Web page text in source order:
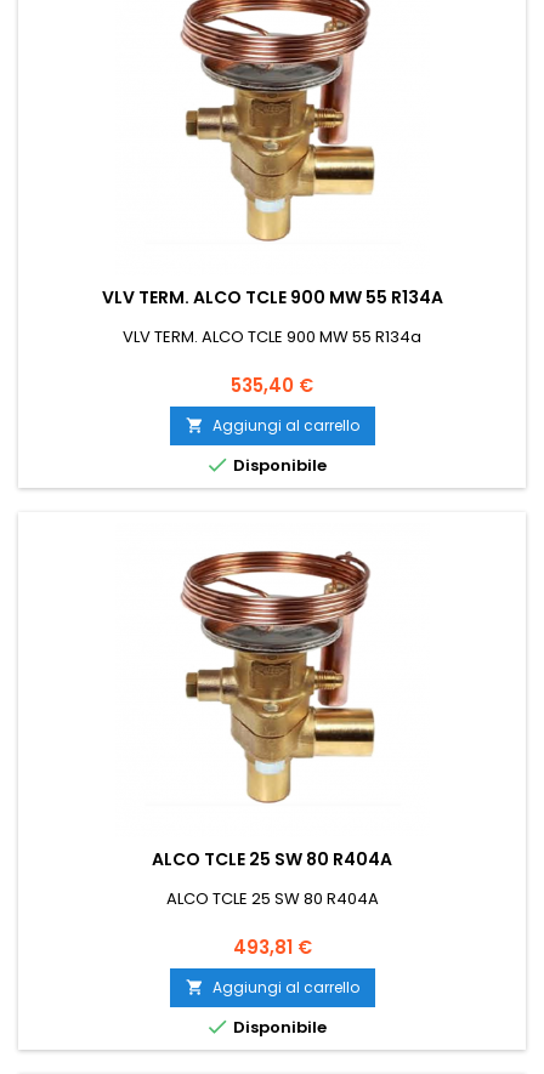
VLV TERM. ALCO TCLE 900 MW 55 R134A
VLV TERM. ALCO TCLE 900 MW 55 R134a
Prezzo
535,40 €
 Aggiungi al carrello
 Disponibile
ALCO TCLE 25 SW 80 R404A
ALCO TCLE 25 SW 80 R404A
Prezzo
493,81 €
 Aggiungi al carrello
 Disponibile